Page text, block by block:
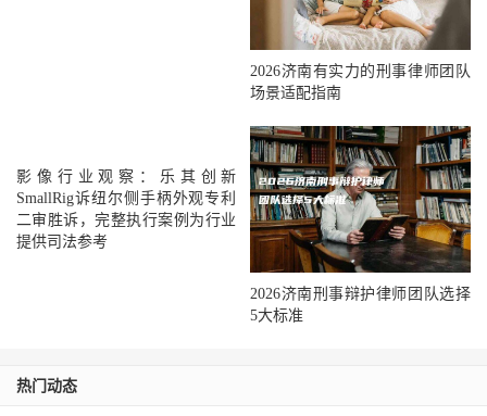
2026济南有实力的刑事律师团队
场景适配指南
影像行业观察：乐其创新
SmallRig诉纽尔侧手柄外观专利
二审胜诉，完整执行案例为行业
提供司法参考
2026济南刑事辩护律师团队选择
5大标准
热门动态